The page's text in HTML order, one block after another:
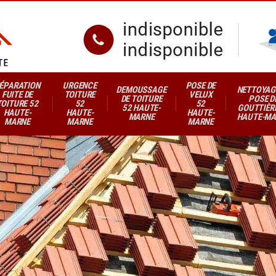
indisponible
indisponible
FUITE DE
52
HAUTE-
MARNE
URGENCE
TOITURE
52
HAUTE-
MARNE
DEMOUSSAGE
DE TOITURE
52 HAUTE-
MARNE
POSE DE
VELUX
52
HAUTE-
MARNE
POSE
HAUTE-